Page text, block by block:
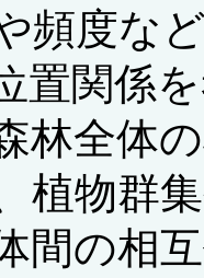
頻度な
置関係
林全体
植物群
間の相